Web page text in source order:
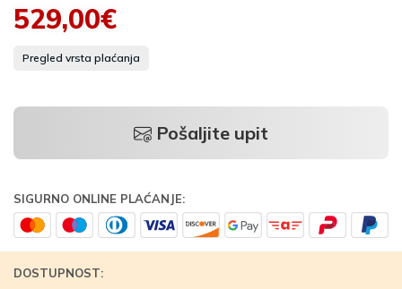
529,00€
Pregled vrsta plaćanja
Pošaljite upit
SIGURNO ONLINE PLAĆANJE:
DOSTUPNOST: